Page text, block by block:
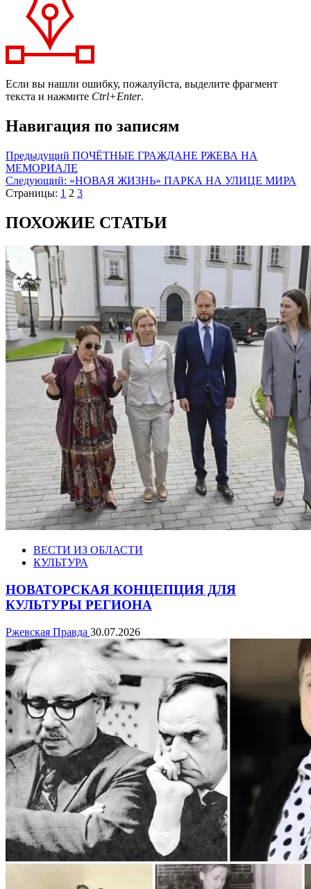
Если вы нашли ошибку, пожалуйста, выделите фрагмент
текста и нажмите Ctrl+Enter.
Навигация по записям
Предыдущий ПОЧЁТНЫЕ ГРАЖДАНЕ РЖЕВА НА
МЕМОРИАЛЕ
Следующий: «НОВАЯ ЖИЗНЬ» ПАРКА НА УЛИЦЕ МИРА
Страницы: 1 2 3
ПОХОЖИЕ СТАТЬИ
ВЕСТИ ИЗ ОБЛАСТИ
КУЛЬТУРА
НОВАТОРСКАЯ КОНЦЕПЦИЯ ДЛЯ
КУЛЬТУРЫ РЕГИОНА
Ржевская Правда 30.07.2026